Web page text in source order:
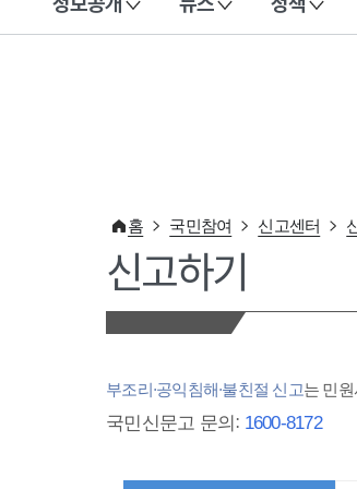
이 누리집은 대한민국 공식 전자정부 누리집입니다.
홈 국민참여 신고센터
신고하기
부조리·공익침해·불친절 신고는 민
국민신문고 문의: 1600-8172